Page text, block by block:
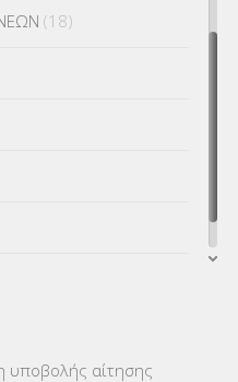
(18)
υποβολής αίτησης